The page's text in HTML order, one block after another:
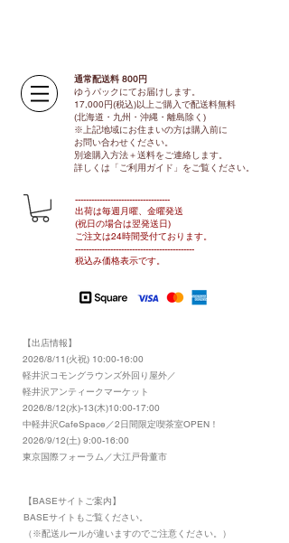
通常配送料 800円​
ゆうパックにてお届けします。
17,000円(税込)以上ご購入で配送料無料
(北海道・九州・沖縄・離島除く)
※上記地域にお住まいの方は購入前に
お問い合わせください。
別途購入方法＋送料をご連絡します。
​​詳しくは「ご利用ガイド」をご覧ください。
​-----------------------------------
出荷は毎週月曜、金曜発送
(祝日の場合は翌発送日)
ご注文は24時間受付ております​。
-------------------------------​-------​------
​税込み価格表示です。
【出店情報】
2026/8/11(火祝) 10:00-16:00
​軽井沢コモングラウンズ外回り屋外／
軽井沢アンティークマーケット
2026/8/12(水)-13(木)10:00-17:00
​中軽井沢CafeSpace／2日間限定喫茶室OPEN！
2026/9/12(土) 9:00-16:00
東京国際フォーラム／大江戸骨董市
【BASEサイトご案内】
​BASEサイトもご覧ください。
（※配送ルールが違いますのでご注意ください。）